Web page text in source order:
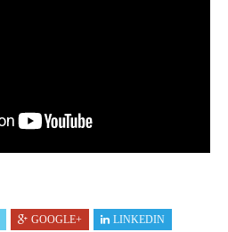
GOOGLE+ LINKEDIN